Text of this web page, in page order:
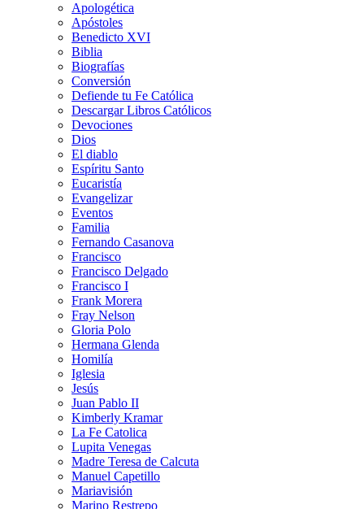
Apologética
Apóstoles
Benedicto XVI
Biblia
Biografías
Conversión
Defiende tu Fe Católica
Descargar Libros Católicos
Devociones
Dios
El diablo
Espíritu Santo
Eucaristía
Evangelizar
Eventos
Familia
Fernando Casanova
Francisco
Francisco Delgado
Francisco I
Frank Morera
Fray Nelson
Gloria Polo
Hermana Glenda
Homilía
Iglesia
Jesús
Juan Pablo II
Kimberly Kramar
La Fe Catolica
Lupita Venegas
Madre Teresa de Calcuta
Manuel Capetillo
Mariavisión
Marino Restrepo